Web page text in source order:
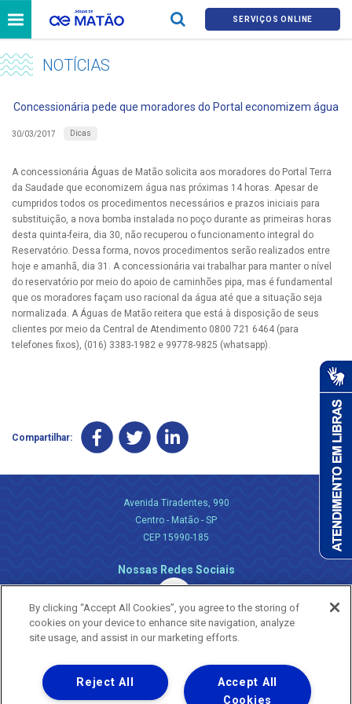
SERVIÇOS ONLINE
NOTÍCIAS
Concessionária pede que moradores do Portal economizem água
30/03/2017 Dicas
A concessionária Águas de Matão solicita aos moradores do Portal Terra
da Saudade que economizem água nas próximas 14 horas. Apesar de
cumpridos todos os procedimentos necessários e prazos iniciais para
substituição, a nova bomba instalada no poço durante as primeiras horas
desta quinta-feira, dia 30, não recuperou o funcionamento integral do
Reservatório. Dessa forma, novos procedimentos serão realizados entre
hoje e amanhã, dia 31. A concessionária vai trabalhar para manter o nível
do reservatório por meio do apoio de caminhões pipa, mas é fundamental
que os moradores façam uso racional da água até que a situação seja
normalizada. A Águas de Matão reitera que está à disposição de seus
clientes por meio da Central de Atendimento 0800 721 6464 (para
telefones fixos), (016) 3383-1982 e 99778-9825 (whatsapp).
Compartilhar:
Avenida Tiradentes, 990
Centro - Matão - SP
CEP 15990-185
Nossas Redes Sociais
Uma empresa
Copyright ® 2026 - Todos os Direitos Reservados.
By clicking “Accept All Cookies”, you agree to the storing of
cookies on your device to enhance site navigation, analyze
site usage, and assist in our marketing efforts.
Accept All
Cookies
Reject All